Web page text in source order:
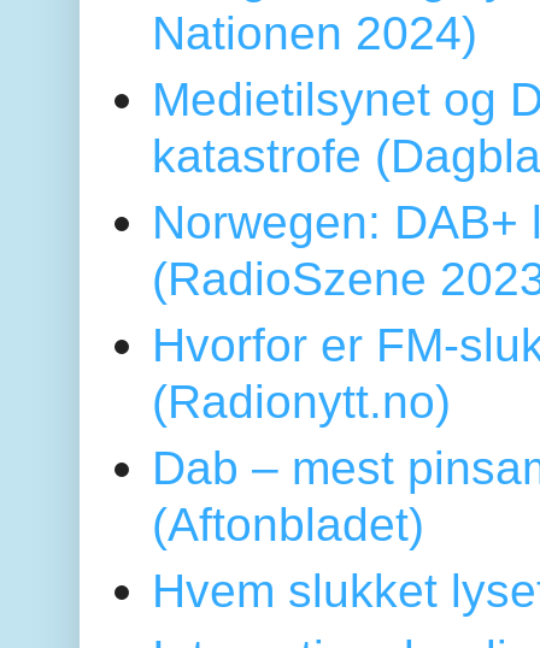
Nationen 2024)
Medietilsynet og
katastrofe
Norwegen:
(RadioSzene
Hvorfor er FM-
(Radionytt.no)
Dab – mest
(Aftonbladet)
Hvem slukket